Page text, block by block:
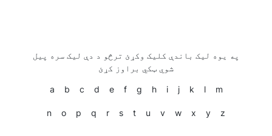
په یوه لیک باندې کلیک وکړئ ترڅو د دې لیک سره پیل
شوي ټکي براوز کړئ
a b c d e f g h i j k l m
n o p q r s t u v w x y z